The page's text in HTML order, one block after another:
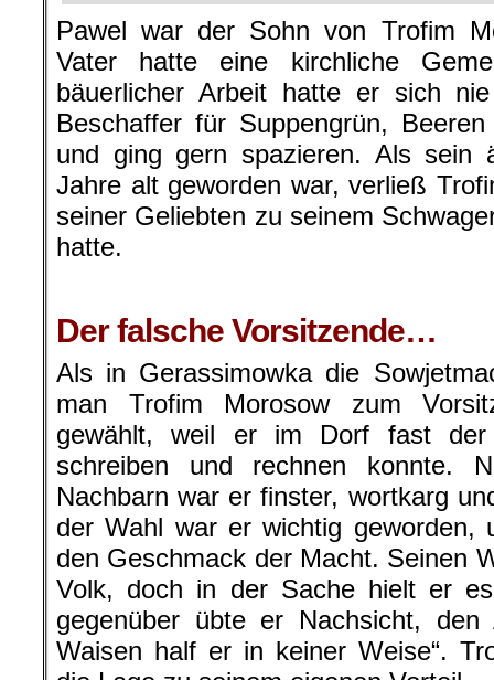
Pawel war der Sohn von Trofim
Vater hatte eine kirchliche
bäuerlicher Arbeit hatte er sich
Beschaffer für Suppengrün,
und ging gern spazieren. Als sein
Jahre alt geworden war, verließ
seiner Geliebten zu seinem
hatte.
Der falsche Vorsitzende…
Als in Gerassimowka die
man Trofim Morosow zum
gewählt, weil er im Dorf fast
schreiben und rechnen konnte.
Nachbarn war er finster, wortkarg
der Wahl war er wichtig
den Geschmack der Macht. Seinen
Volk, doch in der Sache hielt er
gegenüber übte er Nachsicht,
Waisen half er in keiner Weise“.